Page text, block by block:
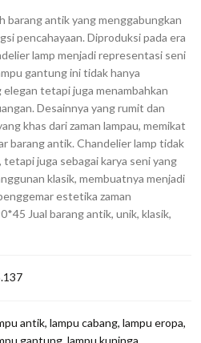
barang antik yang menggabungkan
pencahayaan. Diproduksi pada era
lamp menjadi representasi seni
gantung ini tidak hanya
tetapi juga menambahkan
Desainnya yang rumit dan
khas dari zaman lampau, memikat
barang antik. Chandelier lamp tidak
tetapi juga sebagai karya seni yang
klasik, membuatnya menjadi
estetika zaman
Jual barang antik, unik, klasik,
antik, lampu cabang, lampu eropa,